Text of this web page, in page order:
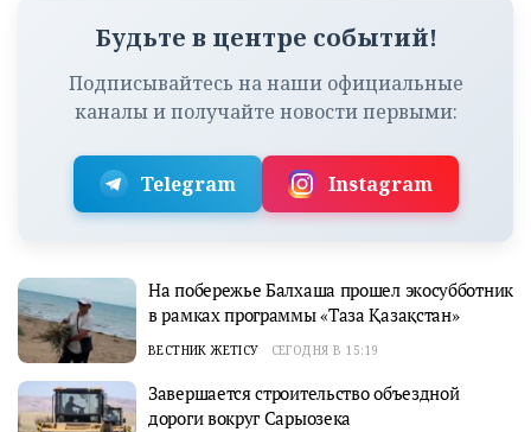
Будьте в центре событий!
Подписывайтесь на наши официальные
каналы и получайте новости первыми:
Telegram Instagram
На побережье Балхаша прошел экосубботник
в рамках программы «Таза Қазақстан»
ВЕСТНИК ЖЕТІСУ СЕГОДНЯ В 15:19
Завершается строительство объездной
дороги вокруг Сарыозека